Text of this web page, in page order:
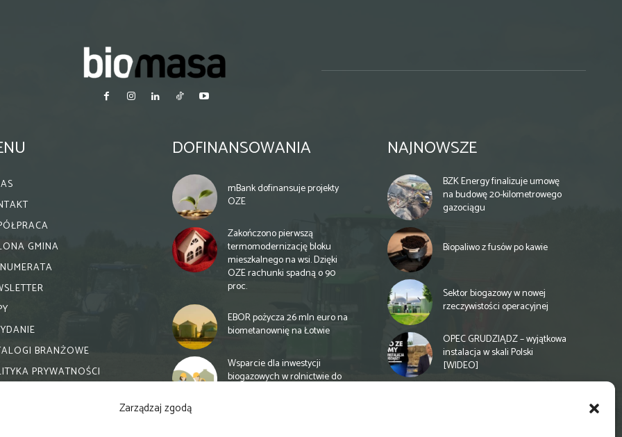
Zarządzaj zgodą
GMINA
BRANŻOWE
PRYWATNOŚCI
DOFINANSOWANIA
mBank dofinansuje projekty
OZE
Zakończono pierwszą
termomodernizację bloku
mieszkalnego na wsi. Dzięki
OZE rachunki spadną o 90
proc.
EBOR pożycza 26 mln euro na
biometanownię na Łotwie
Wsparcie dla inwestycji
biogazowych w rolnictwie do
NAJNOWSZE
BZK Energy finalizuje umowę
na budowę 20-kilometrowego
gazociągu
Biopaliwo z fusów po kawie
Sektor biogazowy w nowej
rzeczywistości operacyjnej
OPEC GRUDZIĄDZ – wyjątkowa
instalacja w skali Polski
[WIDEO]